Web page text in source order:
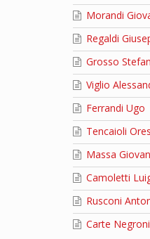
Morandi
Regaldi
Grosso
Viglio
Ferrandi Ugo
Tencaioli
Massa
Camoletti
Rusconi
Carte Negroni